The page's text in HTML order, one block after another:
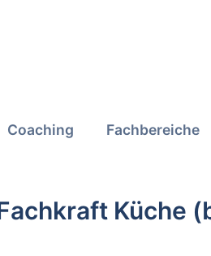
Coaching Fachbereiche
Küche